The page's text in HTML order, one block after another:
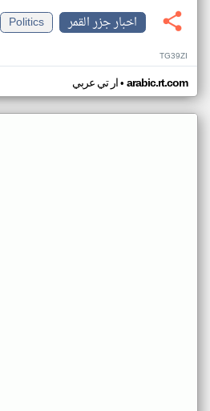
اخبار جزر القمر
Politics
TG39ZI
ار تي عربي• arabic.rt.com